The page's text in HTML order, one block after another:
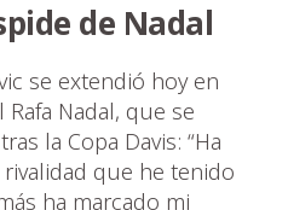
de Nadal
se extendió hoy en
Nadal, que se
la Copa Davis: “Ha
que he tenido
ha marcado mi